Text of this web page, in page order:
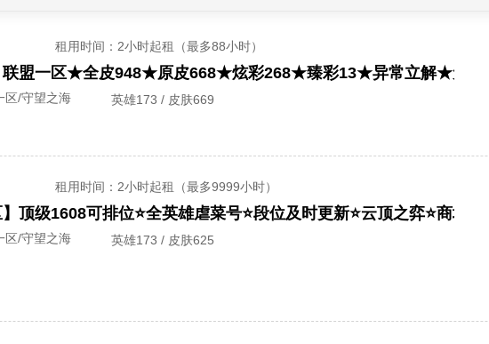
租用时间 ：2小时起租（最多88小时）
联盟一区★全皮948★原皮668★炫彩268★臻彩13★异常立解★无
区/守望之海 英雄173 / 皮肤669
租用时间 ：2小时起租（最多9999小时）
区/守望之海 英雄173 / 皮肤625